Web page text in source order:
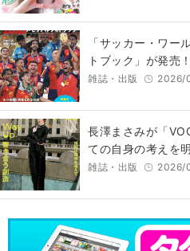
「サッカー・ワー
トブック」が発売
雑誌・出版 2026/
長澤まさみが「
ての自身の考えを
雑誌・出版 2026/